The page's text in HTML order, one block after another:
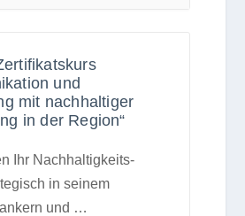
und
mit nachhaltiger
in der Region“
Ihr Nach­hal­tig­keits­
in sei­nem
und …